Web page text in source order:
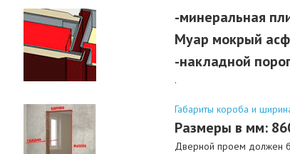
-минеральная
Муар мокрый
-накладной
.
Габариты короба и
Размеры в мм:
Дверной проем должен